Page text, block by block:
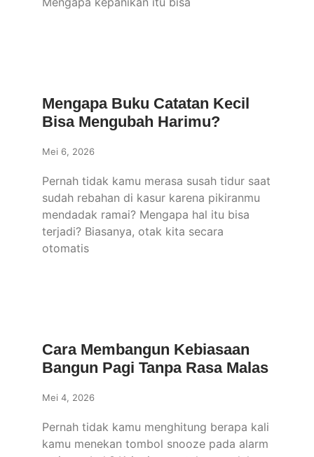
Mengapa Buku Catatan Kecil
Bisa Mengubah Harimu?
Mei 6, 2026
Pernah tidak kamu merasa susah tidur saat
sudah rebahan di kasur karena pikiranmu
mendadak ramai? Mengapa hal itu bisa
terjadi? Biasanya, otak kita secara
otomatis
Cara Membangun Kebiasaan
Bangun Pagi Tanpa Rasa Malas
Mei 4, 2026
Pernah tidak kamu menghitung berapa kali
kamu menekan tombol snooze pada alarm